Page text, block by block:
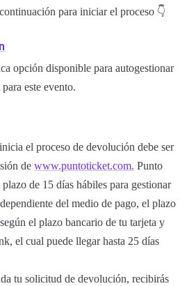
para iniciar el proceso 👇
opción disponible para autogestionar
este evento.
el proceso de devolución debe ser
de www.puntoticket.com. Punto
de 15 días hábiles para gestionar
del medio de pago, el plazo
el plazo bancario de tu tarjeta y
el cual puede llegar hasta 25 días
tu solicitud de devolución, recibirás